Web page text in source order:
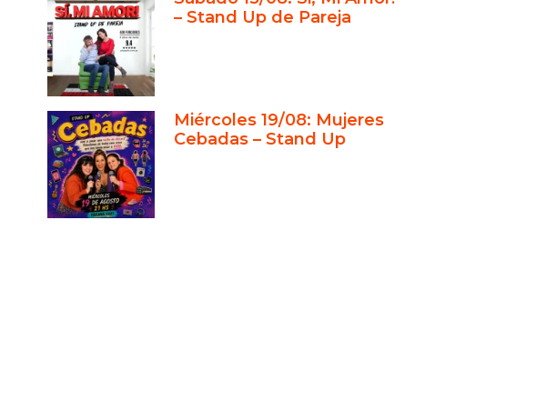
empresas y familias
El club de comedia que se transformó
en un clásico porteño
– Stand Up de Pareja
Miércoles 19/08: Mujeres
Cebadas – Stand Up